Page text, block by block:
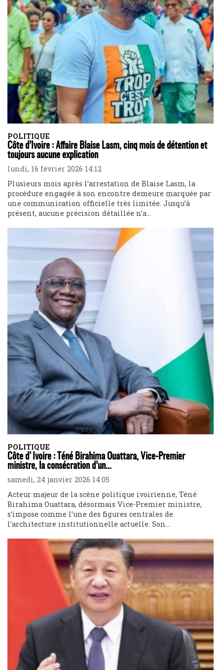
POLITIQUE
Côte d’Ivoire : Affaire Blaise Lasm, cinq mois de détention et
toujours aucune explication
lundi, 16 février 2026 14:12
Plusieurs mois après l’arrestation de Blaise Lasm, la
procédure engagée à son encontre demeure marquée par
une communication officielle très limitée. Jusqu’à
présent, aucune précision détaillée n’a...
POLITIQUE
Côte d'Ivoire : Téné Birahima Ouattara, Vice-Premier
ministre, la consécration d’un...
samedi, 24 janvier 2026 14:05
Acteur majeur de la scène politique ivoirienne, Téné
Birahima Ouattara, désormais Vice-Premier ministre,
s’impose comme l’une des figures centrales de
l’architecture institutionnelle actuelle. Son...